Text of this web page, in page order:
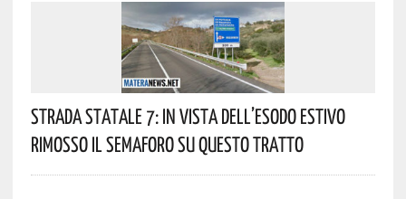
Strada Statale 7: In Vista Dell’esodo Estivo
Rimosso Il Semaforo Su Questo Tratto